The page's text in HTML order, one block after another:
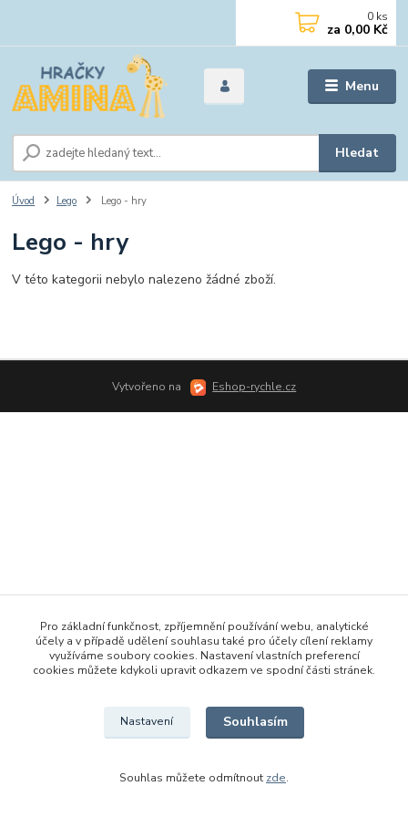
Menu
Hledat
0 ks
za 0,00 Kč
Úvod Lego Lego - hry
Lego - hry
V této kategorii nebylo nalezeno žádné zboží.
Vytvořeno na Eshop-rychle.cz
Pro základní funkčnost, zpříjemnění používání webu, analytické
účely a v případě udělení souhlasu také pro účely cílení reklamy
využíváme soubory cookies. Nastavení vlastních preferencí
cookies můžete kdykoli upravit odkazem ve spodní části stránek.
Nastavení Souhlasím
Souhlas můžete odmítnout zde.